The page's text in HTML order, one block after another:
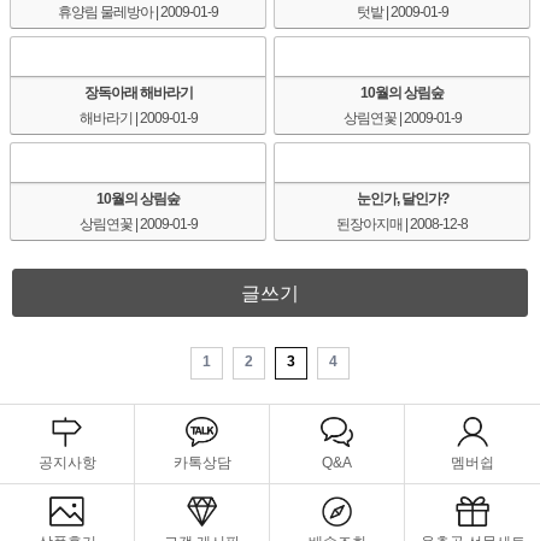
휴양림 물레방아 | 2009-01-9
텃밭 | 2009-01-9
장독아래 해바라기
해바라기
| 2009-01-9
10월의 상림숲
상림연꽃 | 2009-01-9
10월의 상림숲
상림연꽃 | 2009-01-9
눈인가, 달인가?
된장아지매 | 2008-12-8
글쓰기
1 2 3 4
공지사항 카톡상담 Q&A 멤버쉽